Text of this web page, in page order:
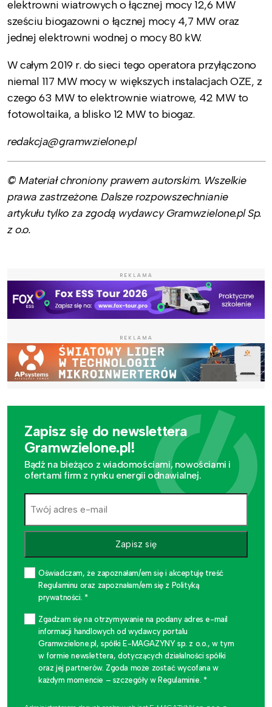
elektrowni wiatrowych o łącznej mocy 12,6 MW
sześciu biogazowni o łącznej mocy 4,7 MW oraz
jednej elektrowni wodnej o mocy 80 kW.
W całym 2019 r. do sieci tego operatora przyłączono
niemal 117 MW mocy w większych instalacjach OZE, z
czego 63 MW to elektrownie wiatrowe, 42 MW to
fotowoltaika, a blisko 12 MW to biogaz.
redakcja@gramwzielone.pl
© Materiał chroniony prawem autorskim. Wszelkie
prawa zastrzeżone. Dalsze rozpowszechnianie
artykułu tylko za zgodą wydawcy Gramwzielone.pl Sp.
z o.o.
REKLAMA
REKLAMA
Zapisz się do newslettera
Gramwzielone.pl!
Bądź na bieżąco z wiadomościami, nowościami i
ofertami firm z rynku energii odnawialnej.
Zapisz się
Oświadczam, że zapoznałam/em się i akceptuję treść
Regulaminu oraz zapoznałam/em się z Polityką
prywatności. *
Zgadzam się na otrzymywanie na podany adres e-mail
informacji handlowych od wydawcy portalu
Gramwzielone.pl, spółki E-MAGAZYNY sp. z o.o., w tym
w formie newslettera, dotyczących działalności spółki
oraz jej partnerów. Zgoda może zostać wycofana w
każdym momencie – szczegóły w Regulaminie. *